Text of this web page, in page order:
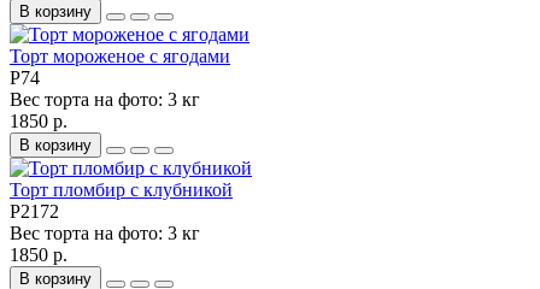
В корзину
Торт мороженое с ягодами
P74
Вес торта на фото: 3 кг
1850 р.
В корзину
Торт пломбир с клубникой
P2172
Вес торта на фото: 3 кг
1850 р.
В корзину